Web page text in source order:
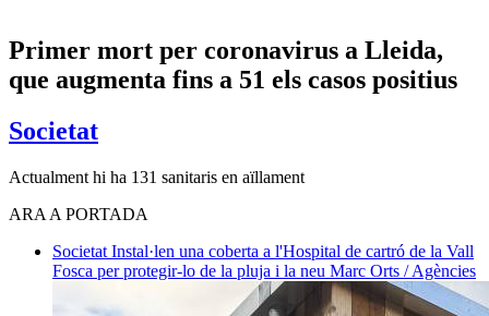
Primer mort per coronavirus a Lleida,
que augmenta fins a 51 els casos positius
Societat
Actualment hi ha 131 sanitaris en aïllament
ARA A PORTADA
Societat Instal·len una coberta a l'Hospital de cartró de la Vall
Fosca per protegir-lo de la pluja i la neu Marc Orts / Agències